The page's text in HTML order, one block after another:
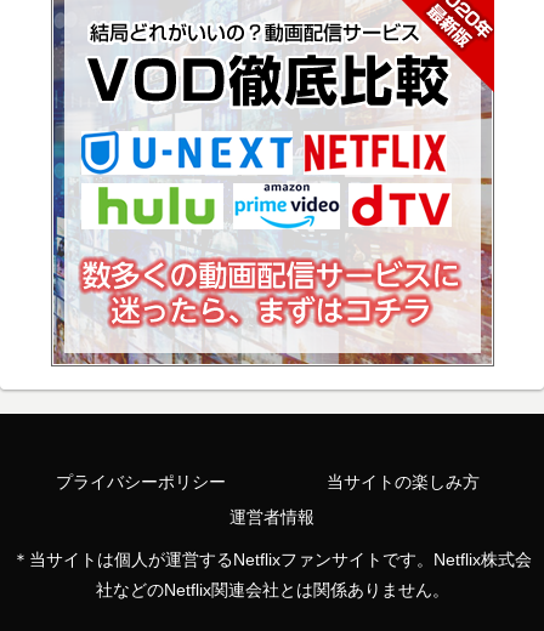
プライバシーポリシー
当サイトの楽しみ方
運営者情報
＊当サイトは個人が運営するNetflixファンサイトです。Netflix株式会
社などのNetflix関連会社とは関係ありません。